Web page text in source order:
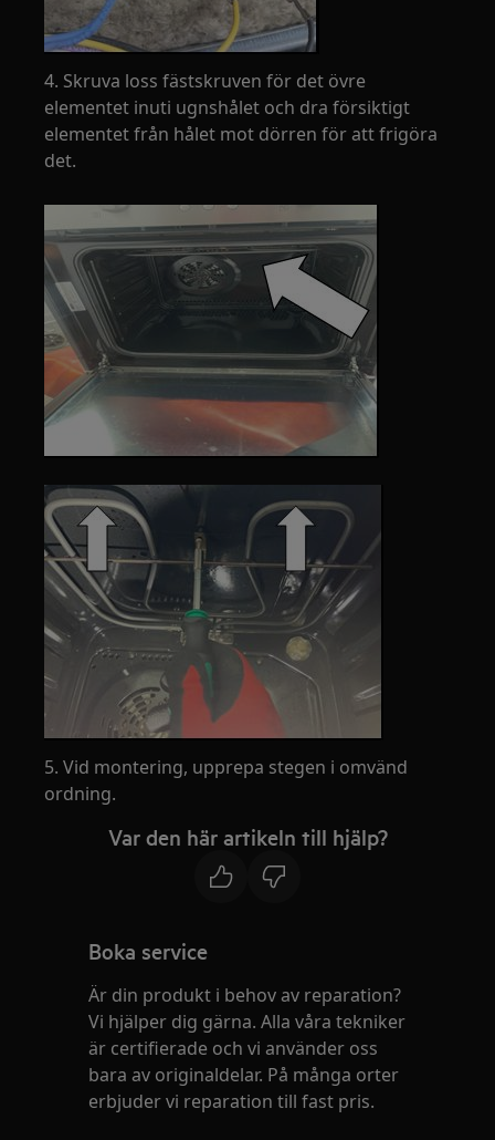
4. Skruva loss fästskruven för det övre
elementet inuti ugnshålet och dra försiktigt
elementet från hålet mot dörren för att frigöra
det.
5. Vid montering, upprepa stegen i omvänd
ordning.
Var den här artikeln till hjälp?
Boka service
Är din produkt i behov av reparation?
Vi hjälper dig gärna. Alla våra tekniker
är certifierade och vi använder oss
bara av originaldelar. På många orter
erbjuder vi reparation till fast pris.